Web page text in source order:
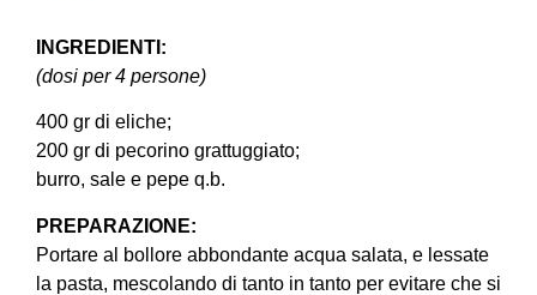
INGREDIENTI:
(dosi per 4 persone)
400 gr di eliche;
200 gr di pecorino grattuggiato;
burro, sale e pepe q.b.
PREPARAZIONE:
Portare al bollore abbondante acqua salata, e lessate
la pasta, mescolando di tanto in tanto per evitare che si